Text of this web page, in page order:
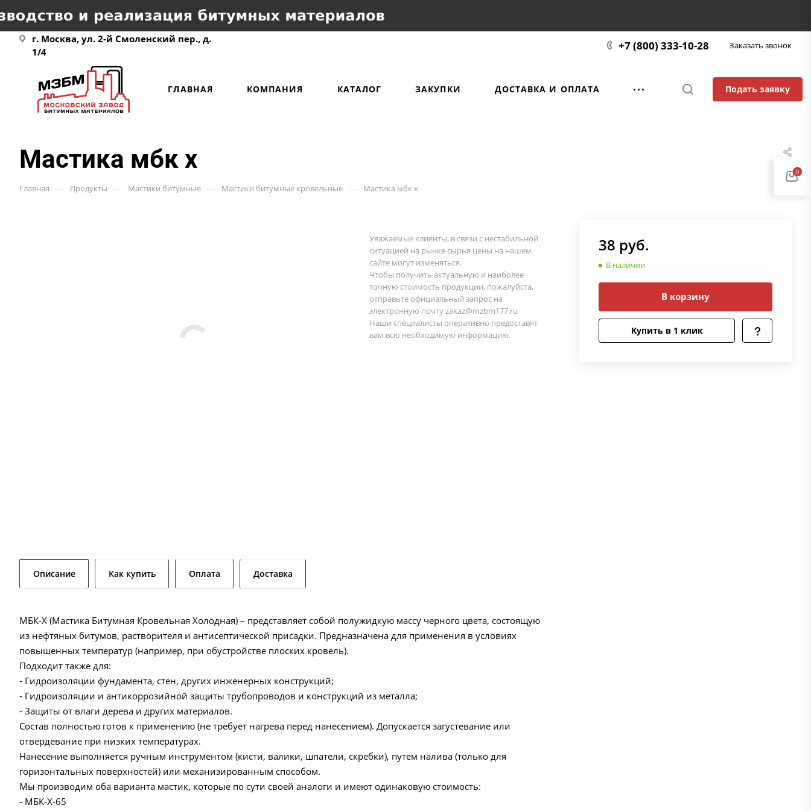
г. Москва, ул. 2-й Смоленский пер., д.
1/4
+7 (800) 333-10-28 Заказать звонок
ГЛАВНАЯ КОМПАНИЯ КАТАЛОГ ЗАКУПКИ ДОСТАВКА И ОПЛАТА Подать заявку
Мастика мбк х
Главная — Продукты — Мастики битумные — Мастики битумные кровельные — Мастика мбк х
38 руб.
В наличии
В корзину
Купить в 1 клик
Уважаемые клиенты, в связи с нестабильной
ситуацией на рынке сырья цены на нашем
сайте могут изменяться.
Чтобы получить актуальную и наиболее
точную стоимость продукции, пожалуйста,
отправьте официальный запрос на
электронную почтуzakaz@mzbm177.ru
Наши специалисты оперативно предоставят
вам всю необходимую информацию.
Описание Как купить Оплата Доставка
МБК-Х (Мастика Битумная Кровельная Холодная) – представляет собой полужидкую массу черного цвета, состоящую
из нефтяных битумов, растворителя и антисептической присадки. Предназначена для применения в условиях
повышенных температур (например, при обустройстве плоских кровель).
Подходит также для:
- Гидроизоляции фундамента, стен, других инженерных конструкций;
- Гидроизоляции и антикоррозийной защиты трубопроводов и конструкций из металла;
- Защиты от влаги дерева и других материалов.
Состав полностью готов к применению (не требует нагрева перед нанесением). Допускается загустевание или
отвердевание при низких температурах.
Нанесение выполняется ручным инструментом (кисти, валики, шпатели, скребки), путем налива (только для
горизонтальных поверхностей) или механизированным способом.
Мы производим оба варианта мастик, которые по сути своей аналоги и имеют одинаковую стоимость:
- МБК-Х-65
0